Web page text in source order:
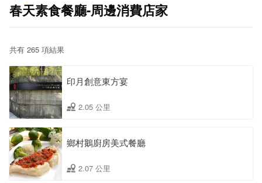
春天素食餐廳-周邊消費店家
共有 265 項結果
印月創意東方宴
2.05 公里
鄉村鵝廚房美式餐廳
2.07 公里